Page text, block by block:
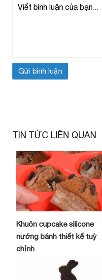
TIN TỨC LIÊN QUAN
Khuôn cupcake silicone
nướng bánh thiết kế tuỳ
chỉnh